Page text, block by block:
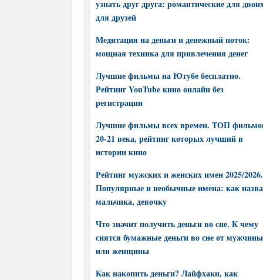
узнать друг друга: романтические для
для друзей
Медитация на деньги и денежный поток:
мощная техника для привлечения денег
Лучшие фильмы на Ютубе бесплатно.
Рейтинг YouTube кино онлайн без
регистрации
Лучшие фильмы всех времен. ТОП
20-21 века, рейтинг которых лучший в
истории кино
Рейтинг мужских и женских имен 2025/2026.
Популярные и необычные имена: как
мальчика, девочку
Что значит получить деньги во сне. К чему
снятся бумажные деньги во сне от мужчины
или женщины
Как накопить деньги? Лайфхаки, как